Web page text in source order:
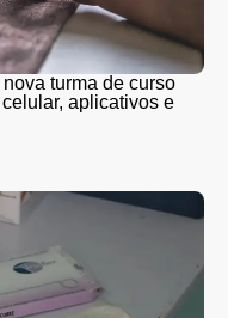
turma de curso
aplicativos e